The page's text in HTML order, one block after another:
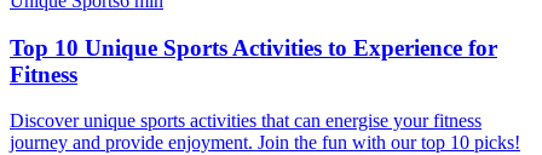
Top 10 Unique Sports Activities to Experience for
Fitness
Discover unique sports activities that can energise your fitness
journey and provide enjoyment. Join the fun with our top 10 picks!